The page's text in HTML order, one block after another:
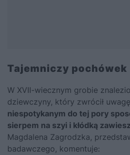
Tajemniczy pochówek
W XVII-wiecznym grobie
dziewczyny, który zwrócił
niespotykanym do tej pory
sierpem na szyi i kłódką
Magdalena Zagrodzka,
badawczego, komentuje: